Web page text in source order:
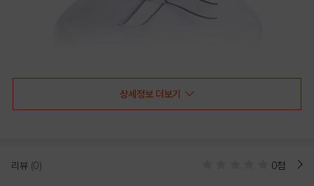
상세정보 더보기
리뷰 (0) 0점